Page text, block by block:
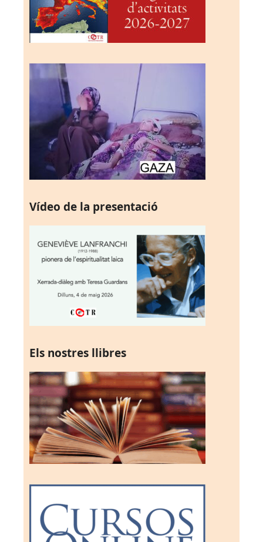
Vídeo de la presentació
Els nostres llibres